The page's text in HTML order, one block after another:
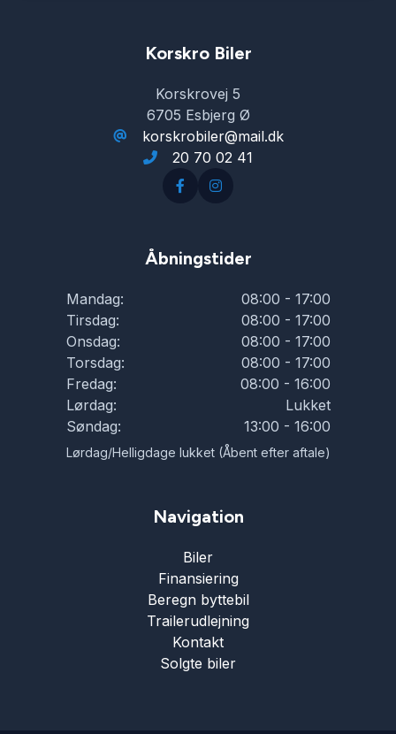
Korskro Biler
Korskrovej 5
6705 Esbjerg Ø
korskrobiler@mail.dk
20 70 02 41
Åbningstider
Mandag:
08:00 - 17:00
Tirsdag:
08:00 - 17:00
Onsdag:
08:00 - 17:00
Torsdag:
08:00 - 17:00
Fredag:
08:00 - 16:00
Lørdag:
Lukket
Søndag:
13:00 - 16:00
Lørdag/Helligdage lukket (Åbent efter aftale)
Navigation
Biler
Finansiering
Beregn byttebil
Trailerudlejning
Kontakt
Solgte biler